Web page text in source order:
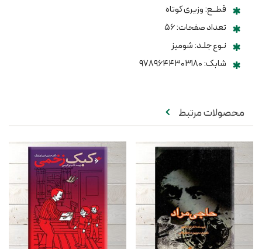
قطــع: وزیری کوتاه
تعداد صفحات: ۵۶
نـوع جلـد: شومیز
شابک: ۹۷۸۹۶۴۴۳۰۳۱۸۰
محصولات مرتبط